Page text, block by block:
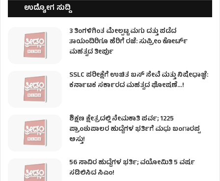
ಉದ್ಯೋಗ ಸುದ್ದಿ
3 ತಿಂಗಳಿಗಿಂತ ಮೇಲ್ಪಟ್ಟ ಮಗು ದತ್ತು ಪಡೆದ
ತಾಯಂದಿರಿಗೂ ಹೆರಿಗೆ ರಜೆ: ಸುಪ್ರೀಂ ಕೋರ್ಟ್
ಮಹತ್ವದ ತೀರ್ಪು
SSLC ಪರೀಕ್ಷೆಗೆ ಉಚಿತ ಬಸ್ ಸೇವೆ ಮತ್ತು ನಿಷೇಧಾಜ್ಞೆ:
ಕರ್ನಾಟಕ ಸರ್ಕಾರದ ಮಹತ್ವದ ಘೋಷಣೆ…!
ಶಿಕ್ಷಣ ಕ್ಷೇತ್ರದಲ್ಲಿ ನೇಮಕಾತಿ ಪರ್ವ; 1225
ಪ್ರಾಂಶುಪಾಲರ ಹುದ್ದೆಗಳ ಭರ್ತಿಗೆ ಮಧು ಬಂಗಾರಪ್ಪ
ಅಸ್ತು!
56 ಸಾವಿರ ಹುದ್ದೆಗಳ ಭರ್ತಿ; ವಯೋಮಿತಿ 5 ವರ್ಷ
ಸಡಿಲಿಸಿದ ಸಿಎಂ!